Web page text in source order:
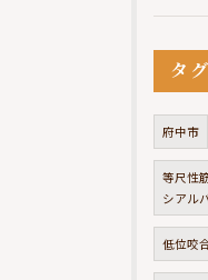
タグ
府中市
等尺性
シアル
低位咬